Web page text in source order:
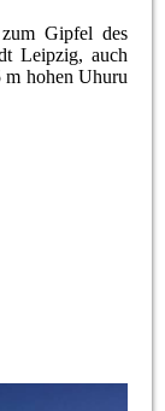
Gipfel des
Leipzig, auch
m hohen Uhuru